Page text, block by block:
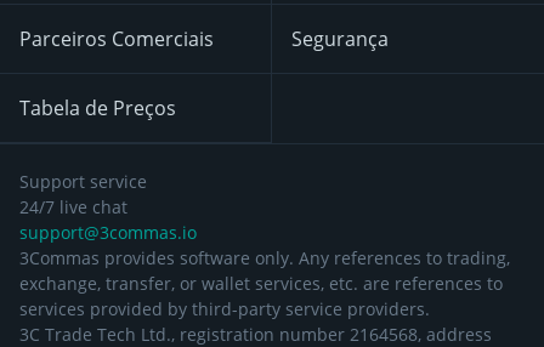
Parceiros Comerciais
Tabela de Preços
Segurança
Support service
24/7 live chat
support@3commas.io
3Commas provides software only. Any references to trading,
exchange, transfer, or wallet services, etc. are references to
services provided by third-party service providers.
3C Trade Tech Ltd., registration number 2164568, address